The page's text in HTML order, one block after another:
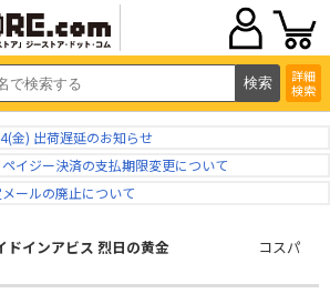
詳細
検索
金) 出荷遅延のお知らせ
イジー決済の支払期限変更について
ールの廃止について
ドインアビス 烈日の黄金
コスパ